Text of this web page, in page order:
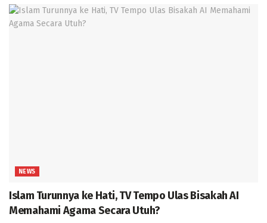
NEWS
Islam Turunnya ke Hati, TV Tempo Ulas Bisakah AI
Memahami Agama Secara Utuh?